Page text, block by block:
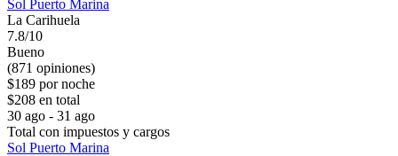
Sol Puerto Marina
La Carihuela
7.8/10
Bueno
(871 opiniones)
$189 por noche
$208 en total
30 ago - 31 ago
Total con impuestos y cargos
Sol Puerto Marina